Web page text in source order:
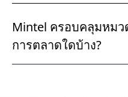
Mintel ครอบคลุมหม
การตลาดใดบ้าง?